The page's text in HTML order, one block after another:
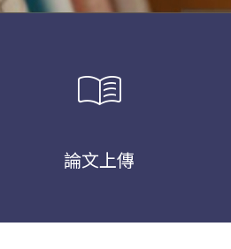
menu_book
論文上傳